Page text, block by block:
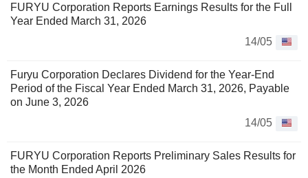
FURYU Corporation Reports Earnings Results for the Full
Year Ended March 31, 2026
14/05
Furyu Corporation Declares Dividend for the Year-End
Period of the Fiscal Year Ended March 31, 2026, Payable
on June 3, 2026
14/05
FURYU Corporation Reports Preliminary Sales Results for
the Month Ended April 2026